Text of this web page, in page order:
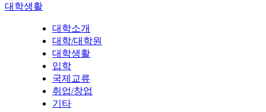
대학생활
대학소개
대학/대학원
대학생활
입학
국제교류
취업/창업
기타